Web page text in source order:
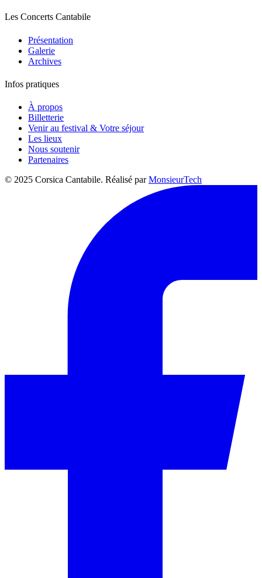
Les Concerts Cantabile
Présentation
Galerie
Archives
Infos pratiques
À propos
Billetterie
Venir au festival & Votre séjour
Les lieux
Nous soutenir
Partenaires
© 2025 Corsica Cantabile. Réalisé parMonsieurTech